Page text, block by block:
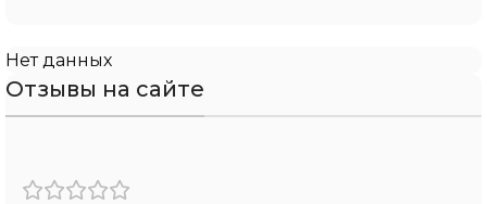
Нет данных
Отзывы на сайте